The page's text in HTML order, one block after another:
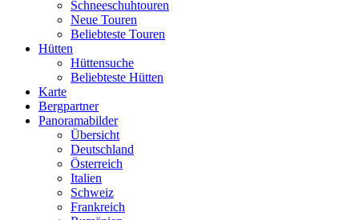
Schneeschuhtouren
Neue Touren
Beliebteste Touren
Hütten
Hüttensuche
Beliebteste Hütten
Karte
Bergpartner
Panoramabilder
Übersicht
Deutschland
Österreich
Italien
Schweiz
Frankreich